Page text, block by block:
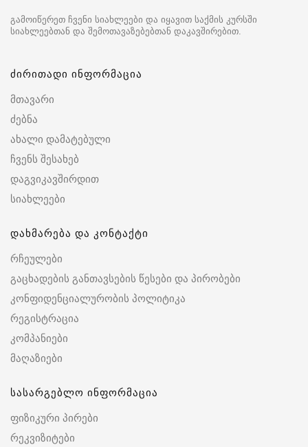
გამოიწერეთ ჩვენი სიახლეები და იყავით საქმის კურსში
სიახლეებთან და შემოთავაზებებთან დაკავშირებით.
ძირითადი ინფორმაცია
მთავარი
ძებნა
ახალი დამატებული
ჩვენს შესახებ
დაგვიკავშირდით
სიახლეები
დახმარება და კონტაქტი
რჩეულები
გაცხადების განთავსების წესები და პირობები
კონფიდენციალურობის პოლიტიკა
რეგისტრაცია
კომპანიები
მაღაზიები
სასარგებლო ინფორმაცია
ფიზიკური პირები
რეკვიზიტები